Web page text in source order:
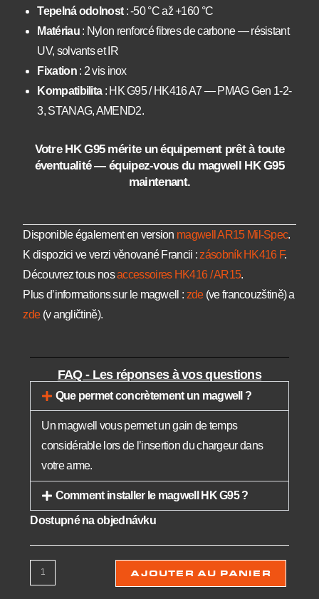
Tepelná odolnost: -50 °C až +160 °C
Matériau: Nylon renforcé fibres de carbone — résistant
UV, solvants et IR
Fixation: 2 vis inox
Kompatibilita: HK G95 / HK416 A7 — PMAG Gen 1-2-
3, STANAG, AMEND2.
Votre HK G95 mérite un équipement prêt à toute
éventualité — équipez-vous du magwell HK G95
maintenant.
Disponible également en version magwell AR15 Mil-Spec.
K dispozici ve verzi věnované Francii : zásobník HK416 F.
Découvrez tous nosaccessoires HK416 / AR15.
Plus d’informations sur le magwell : zde(ve francouzštině) a
zde(v angličtině).
FAQ - Les réponses à vos questions
Que permet concrètement un magwell ?
Un magwell vous permet un gain de temps
considérable lors de l’insertion du chargeur dans
votre arme.
Comment installer le magwell HK G95 ?
Dostupné na objednávku
AJOUTER AU PANIER